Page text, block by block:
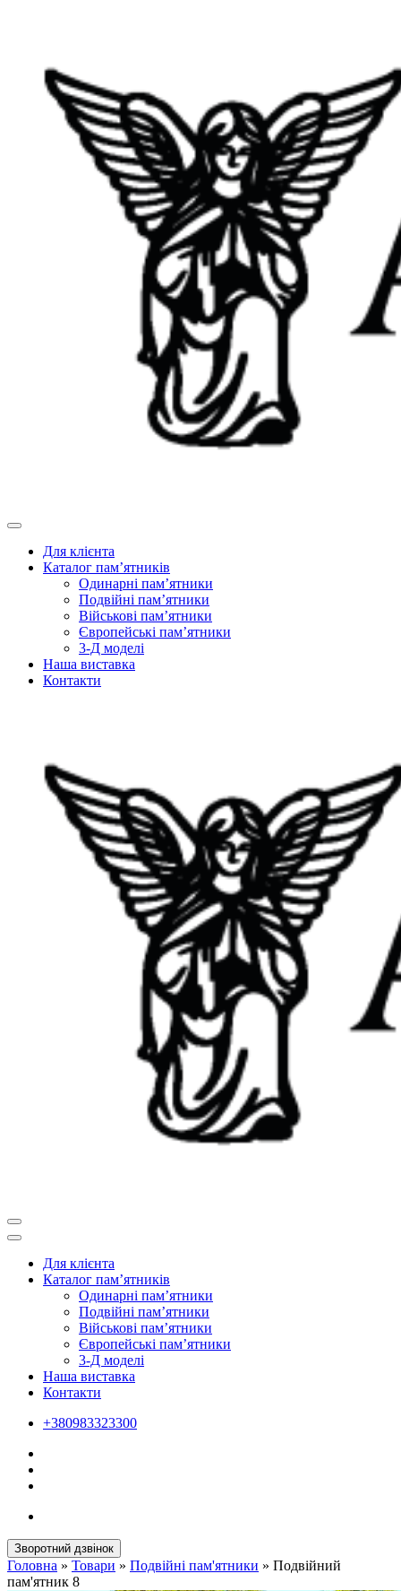
Для клієнта
Каталог пам’ятників
Одинарні пам’ятники
Подвійні пам’ятники
Військові пам’ятники
Європейські пам’ятники
3-Д моделі
Наша виставка
Контакти
Для клієнта
Каталог пам’ятників
Одинарні пам’ятники
Подвійні пам’ятники
Військові пам’ятники
Європейські пам’ятники
3-Д моделі
Наша виставка
Контакти
+380983323300
Зворотний дзвінок
Головна » Товари » Подвійні пам'ятники » Подвійний
пам'ятник 8